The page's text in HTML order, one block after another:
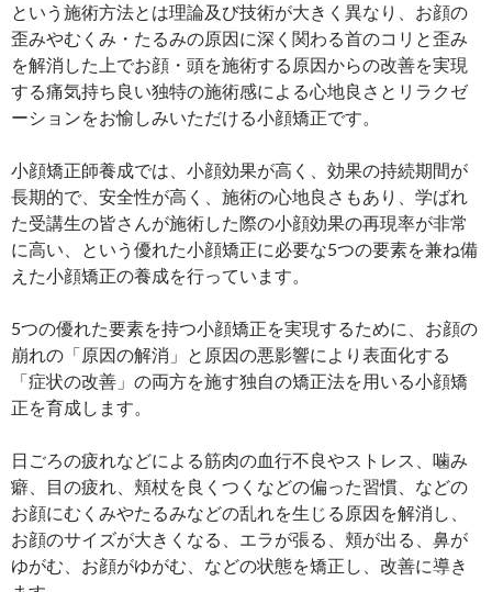
という施術方法とは理論及び技術が大きく異なり、お顔の
歪みやむくみ・たるみの原因に深く関わる首のコリと歪み
を解消した上でお顔・頭を施術する原因からの改善を実現
する痛気持ち良い独特の施術感による心地良さとリラクゼ
ーションをお愉しみいただける小顔矯正です。
小顔矯正師養成では、小顔効果が高く、効果の持続期間が
長期的で、安全性が高く、施術の心地良さもあり、学ばれ
た受講生の皆さんが施術した際の小顔効果の再現率が非常
に高い、という優れた小顔矯正に必要な5つの要素を兼ね備
えた小顔矯正の養成を行っています。
5つの優れた要素を持つ小顔矯正を実現するために、お顔の
崩れの「原因の解消」と原因の悪影響により表面化する
「症状の改善」の両方を施す独自の矯正法を用いる小顔矯
正を育成します。
日ごろの疲れなどによる筋肉の血行不良やストレス、噛み
癖、目の疲れ、頬杖を良くつくなどの偏った習慣、などの
お顔にむくみやたるみなどの乱れを生じる原因を解消し、
お顔のサイズが大きくなる、エラが張る、頬が出る、鼻が
ゆがむ、お顔がゆがむ、などの状態を矯正し、改善に導き